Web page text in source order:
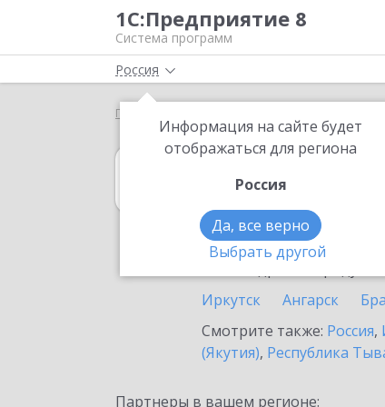
1С:Предприятие 8
Система программ
Россия
Информация на сайте будет
отображаться для региона
Россия
Да, все верно
Выбрать другой
Главная 1С:Бухгалтерия некоммерческой
в Усть-Илимске
Ознакомьтесь с
Иркутск
Ангарск
Смотрите также: Россия,
(Якутия), Республика
Партнеры в вашем регионе: